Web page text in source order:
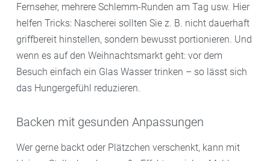
Fernseher, mehrere Schlemm-Runden am Tag usw. Hier
helfen Tricks: Nascherei sollten Sie z. B. nicht dauerhaft
griffbereit hinstellen, sondern bewusst portionieren. Und
wenn es auf den Weihnachtsmarkt geht: vor dem
Besuch einfach ein Glas Wasser trinken – so lässt sich
das Hungergefühl reduzieren.
Backen mit gesunden Anpassungen
Wer gerne backt oder Plätzchen verschenkt, kann mit